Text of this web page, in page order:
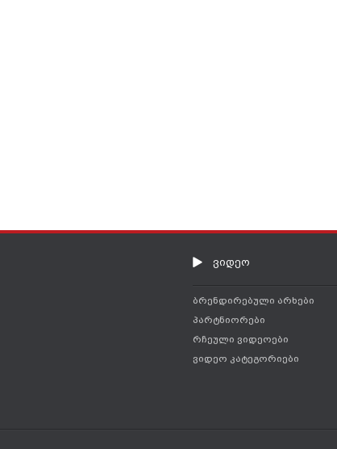
ვიდეო
ბრენდირებული არხები
პარტნიორები
რჩეული ვიდეოები
ვიდეო კატეგორიები